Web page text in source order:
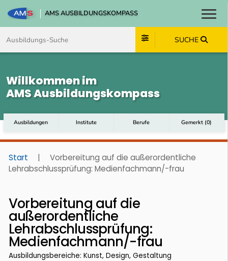
AMS AUSBILDUNGSKOMPASS
SUCHE
Willkommen im
AMS Ausbildungskompass
Ausbildungen Institute Berufe Gemerkt (0)
Start |
Vorbereitung auf die außerordentliche
Lehrabschlussprüfung: Medienfachmann/-frau
Vorbereitung auf die
außerordentliche
Lehrabschlussprüfung:
Medienfachmann/-frau
Ausbildungsbereiche: Kunst, Design, Gestaltung